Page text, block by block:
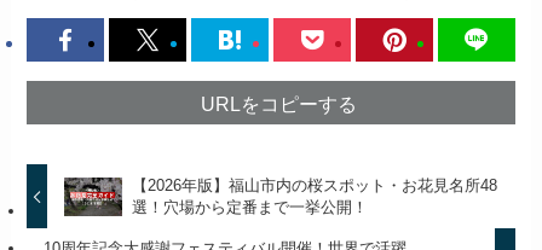
URLをコピーする
【2026年版】福山市内の桜スポット・お花見名所48
選！穴場から定番まで一挙公開！